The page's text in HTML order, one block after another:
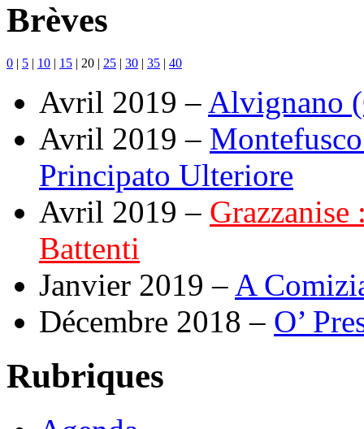
Brèves
0 | 5 | 10 | 15 | 20 | 25 | 30 | 35 | 40
Avril 2019 – Alvignano
Avril 2019 –
Principato Ulteriore
Avril 2019 –
Battenti
Janvier 2019 – A
Décembre 2018 – O’
Rubriques